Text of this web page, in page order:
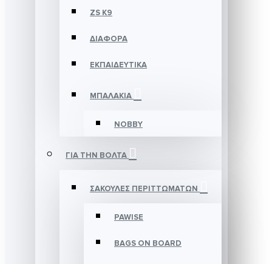
ZS K9
ΔΙΑΦΟΡΑ
ΕΚΠΑΙΔΕΥΤΙΚΑ
ΜΠΑΛΑΚΙΑ
NOBBY
ΓΙΑ ΤΗΝ ΒΟΛΤΑ
ΣΑΚΟΥΛΕΣ ΠΕΡΙΤΤΩΜΑΤΩΝ
PAWISE
BAGS ON BOARD